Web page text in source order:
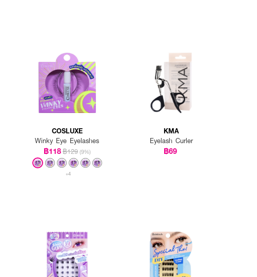
COSLUXE
Winky Eye Eyelashes
฿118฿129 (9%)
+4
KMA
Eyelash Curler
฿69